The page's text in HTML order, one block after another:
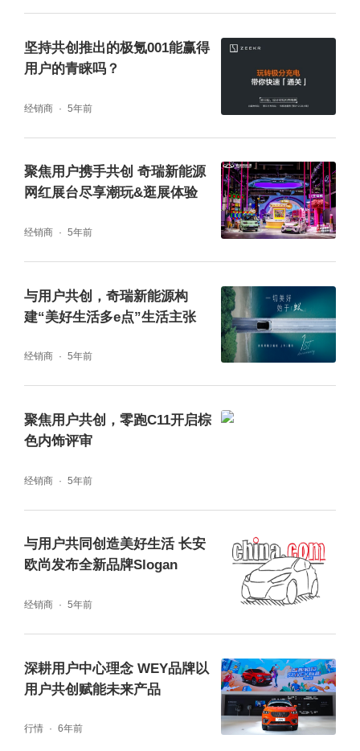
联、语音控制等人车互联系统，完美承包日常
出行所需，尽享你的娱乐级座驾。
提供了更全面的防护。标配双安全气囊，主副
驾皆有保障，极速响应令人信赖，全方位用户
行车安全；全系标配NBooster智能制动系统，
兑现力MAX，首批Lumin正式交付，万台Lumi
活动现场热闹非凡，用户沉浸在长安Lumin营
造的轻松闲适的氛围中，体验质感生活。而随
着交付仪式的进行，瞬间引爆了全场用户的激
情。在现场众多参与者的见证下，用户拿到了
坚持共创推出的极氪001能赢得
用户的青睐吗？
经销商 5年前
聚焦用户携手共创 奇瑞新能源
网红展台尽享潮玩&逛展体验
经销商 5年前
与用户共创，奇瑞新能源构
建“美好生活多e点”生活主张
经销商 5年前
聚焦用户共创，零跑C11开启棕
色内饰评审
经销商 5年前
与用户共同创造美好生活 长安
欧尚发布全新品牌Slogan
经销商 5年前
深耕用户中心理念 WEY品牌以
用户共创赋能未来产品
行情 6年前